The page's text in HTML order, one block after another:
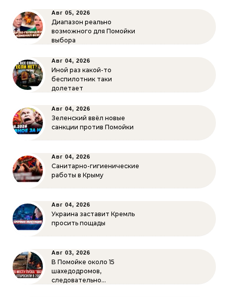
Авг 05, 2026
Диапазон реально
возможного для Помойки
выбора
Авг 04, 2026
Иной раз какой-то
беспилотник таки
долетает
Авг 04, 2026
Зеленский ввёл новые
санкции против Помойки
Авг 04, 2026
Санитарно-гигиенические
работы в Крыму
Авг 04, 2026
Украина заставит Кремль
просить пощады
Авг 03, 2026
В Помойке около 15
шахедодромов,
следовательно…